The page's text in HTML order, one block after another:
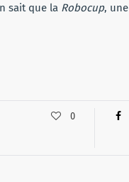
sait que la Robocup, une
0